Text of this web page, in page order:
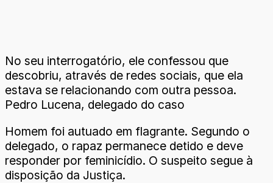
No seu interrogatório, ele confessou que
descobriu, através de redes sociais, que ela
estava se relacionando com outra pessoa.
Pedro Lucena, delegado do caso
Homem foi autuado em flagrante. Segundo o
delegado, o rapaz permanece detido e deve
responder por feminicídio. O suspeito segue à
disposição da Justiça.